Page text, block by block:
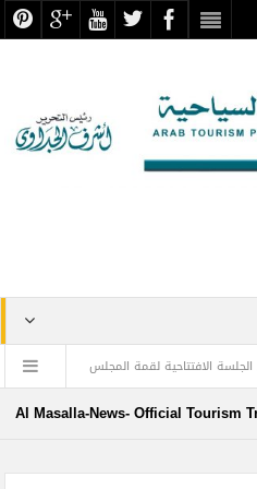
الافتتاحية لقمة المجلس
Al Masalla-News- Official Tourism